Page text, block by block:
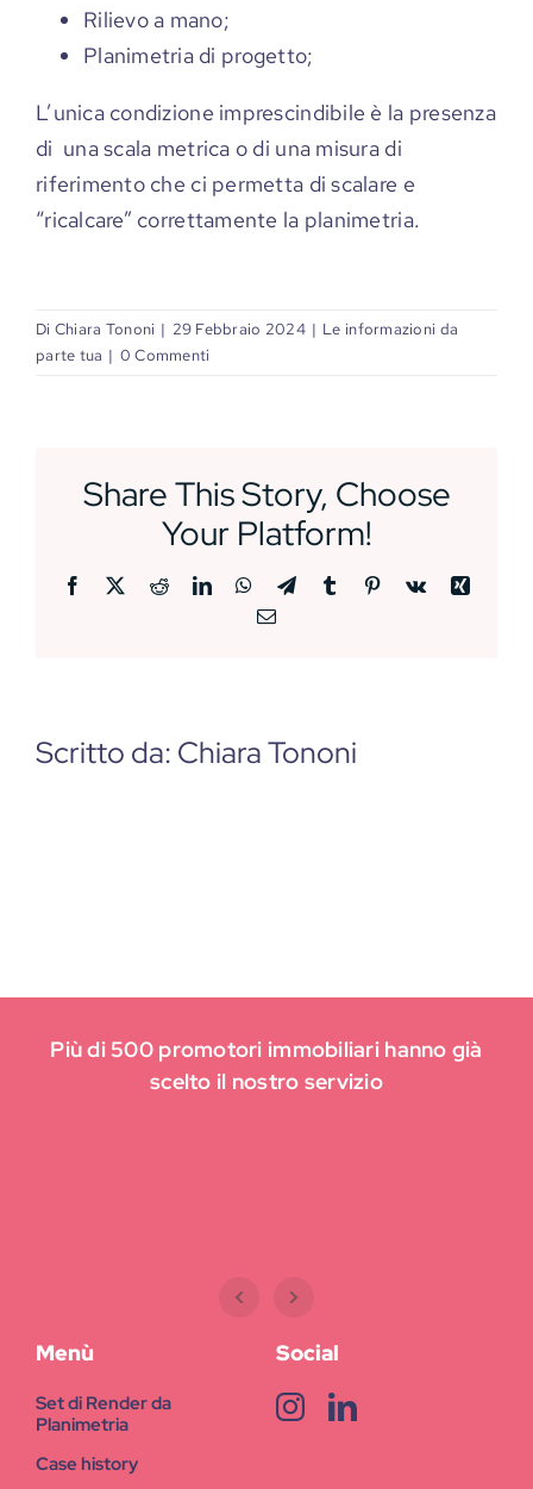
Rilievo a mano;
Planimetria di progetto;
L’unica condizione imprescindibile è la presenza
di una scala metrica o di una misura di
riferimento che ci permetta di scalare e
“ricalcare” correttamente la planimetria.
Di Chiara Tononi | 29 Febbraio 2024 | Le informazioni da
parte tua | 0 Commenti
Share This Story, Choose
Your Platform!
Facebook RedditLinkedInWhatsApp
TelegramTumblr Pinterest
Vk
Xing
Email
Scritto da: Chiara Tononi
Più di 500 promotori immobiliari hanno già
scelto il nostro servizio
Menù
Set di Render da
Planimetria
Case history
Social